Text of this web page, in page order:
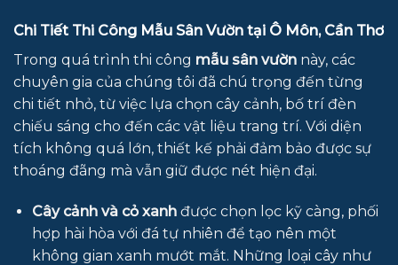
Chi Tiết Thi Công Mẫu Sân Vườn tại Ô Môn, Cần Thơ
Trong quá trình thi công mẫu sân vườn này, các
chuyên gia của chúng tôi đã chú trọng đến từng
chi tiết nhỏ, từ việc lựa chọn cây cảnh, bố trí đèn
chiếu sáng cho đến các vật liệu trang trí. Với diện
tích không quá lớn, thiết kế phải đảm bảo được sự
thoáng đãng mà vẫn giữ được nét hiện đại.
Cây cảnh và cỏ xanhđược chọn lọc kỹ càng, phối
hợp hài hòa với đá tự nhiên để tạo nên một
không gian xanh mướt mắt. Những loại cây như